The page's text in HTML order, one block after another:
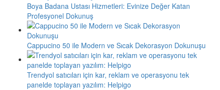
Boya Badana Ustası Hizmetleri: Evinize Değer Katan
Profesyonel Dokunuş
Cappucino 50 ile Modern ve Sıcak Dekorasyon Dokunuşu
Trendyol satıcıları için kar, reklam ve operasyonu tek
panelde toplayan yazılım: Helpigo